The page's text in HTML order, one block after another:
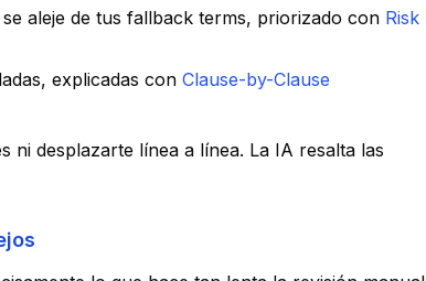
aleje de tus fallback terms, priorizado con Risk
explicadas con Clause-by-Clause
ni desplazarte línea a línea. La IA resalta las